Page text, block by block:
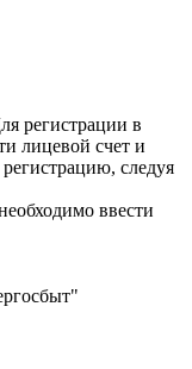
в
лицевой счет и
следуя
окнах.
ввести
пароль.